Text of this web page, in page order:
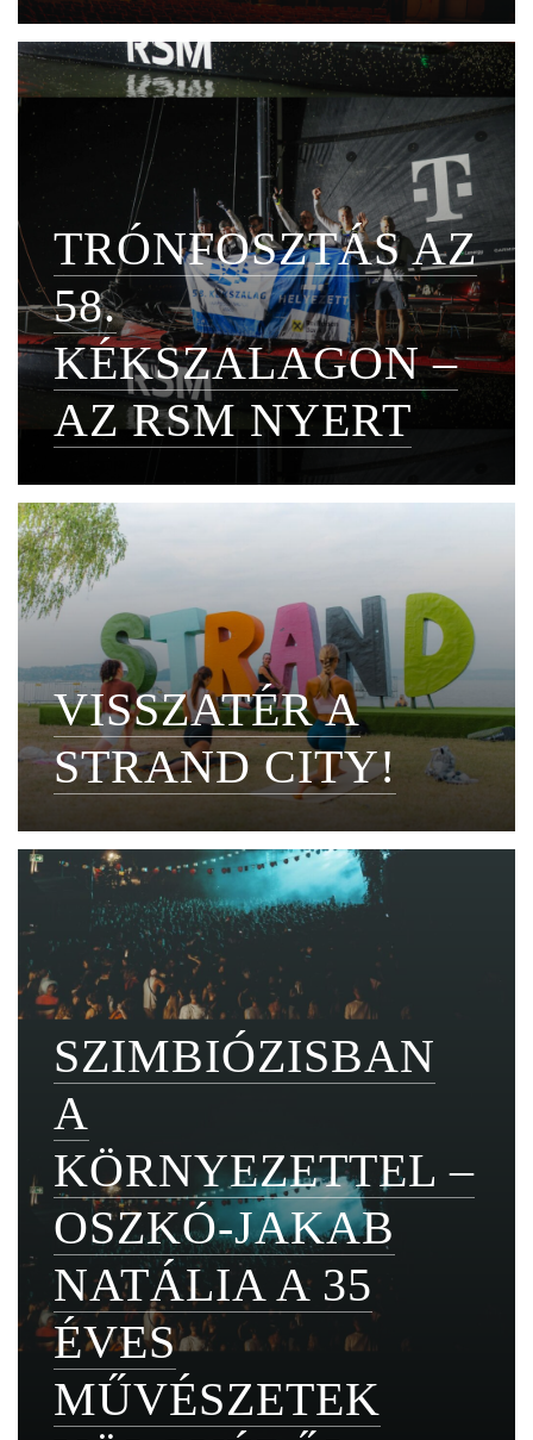
TRÓNFOSZTÁS AZ
58.
KÉKSZALAGON –
AZ RSM NYERT
VISSZATÉR A
STRAND CITY!
SZIMBIÓZISBAN
A
KÖRNYEZETTEL –
OSZKÓ-JAKAB
NATÁLIA A 35
ÉVES
MŰVÉSZETEK